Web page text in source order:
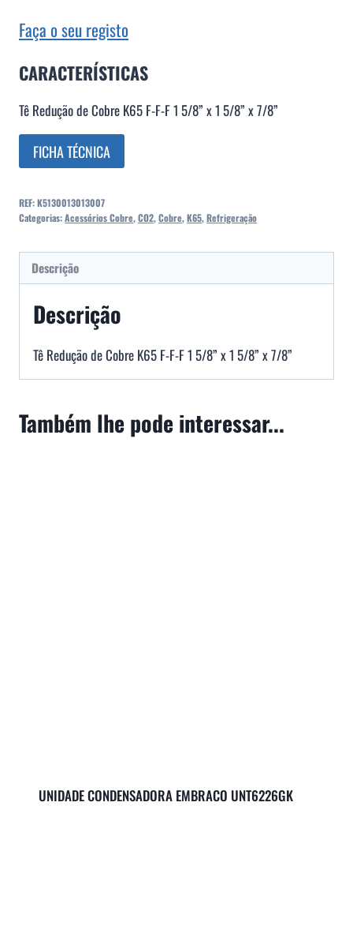
Faça o seu registo
CARACTERÍSTICAS
Tê Redução de Cobre K65 F-F-F 1 5/8” x 1 5/8” x 7/8”
FICHA TÉCNICA
REF:K5130013013007
Categorias:Acessórios Cobre,CO2,Cobre,K65,Refrigeração
Descrição
Descrição
Tê Redução de Cobre K65 F-F-F 1 5/8” x 1 5/8” x 7/8”
Também lhe pode interessar...
UNIDADE CONDENSADORA EMBRACO UNT6226GK